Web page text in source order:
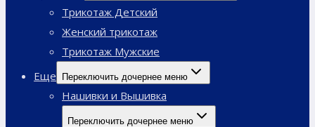
Трикотаж Детский
Женский трикотаж
Трикотаж Мужские
Еще
Переключить дочернее меню
Нашивки и Вышивка
Переключить дочернее меню